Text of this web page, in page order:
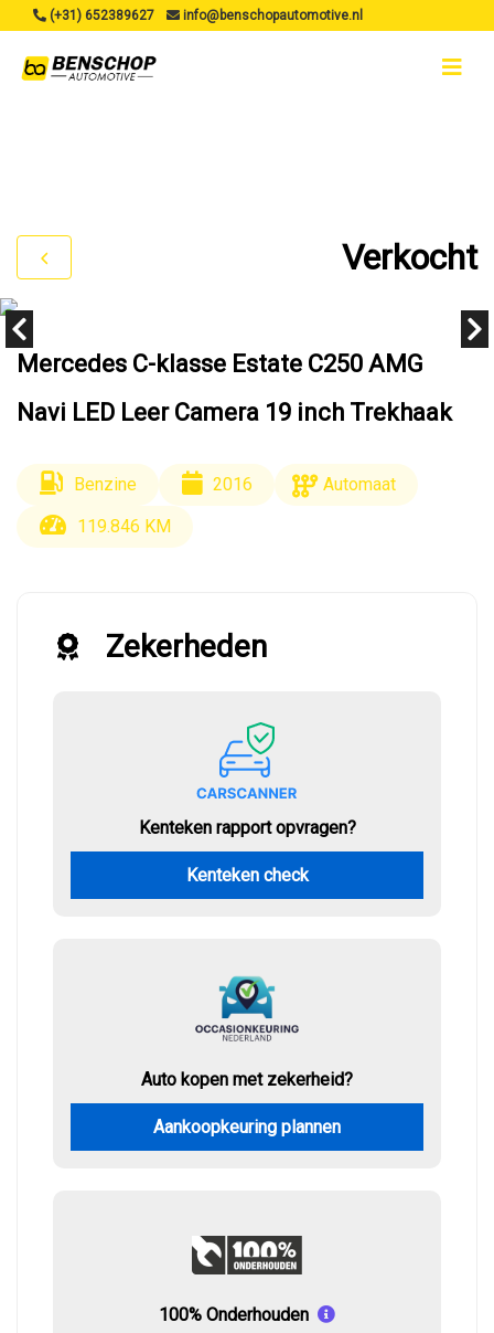
(+31) 652389627 info@benschopautomotive.nl
Verkocht
Mercedes C-klasse Estate C250 AMG
Navi LED Leer Camera 19 inch Trekhaak
Benzine 2016
Automaat
119.846 KM
Zekerheden
Kenteken rapport opvragen?
Kenteken check
Auto kopen met zekerheid?
Aankoopkeuring plannen
100% Onderhouden